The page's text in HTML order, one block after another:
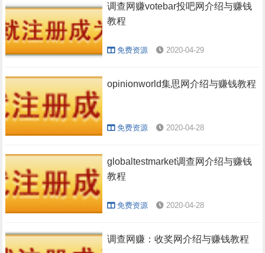
调查网赚votebar投吧网介绍与赚钱
教程
免费资源 2020-04-29
opinionworld集思网介绍与赚钱教程
免费资源 2020-04-28
globaltestmarket调查网介绍与赚钱
教程
免费资源 2020-04-28
调查网赚：收奖网介绍与赚钱教程